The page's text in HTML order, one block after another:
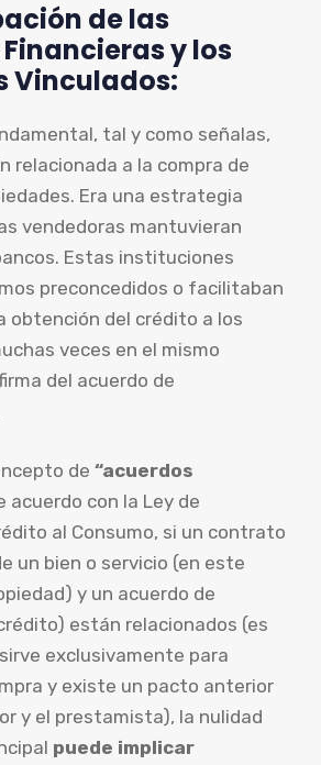
de las
y los
Vinculados:
tal y como señalas,
relacionada a la compra de
Era una estrategia
vendedoras mantuvieran
Estas instituciones
preconcedidos o facilitaban
obtención del crédito a los
veces en el mismo
del acuerdo de
de “acuerdos
acuerdo con la Ley de
al Consumo, si un contrato
un bien o servicio (en este
y un acuerdo de
están relacionados (es
exclusivamente para
y existe un pacto anterior
y el prestamista), la nulidad
puede implicar